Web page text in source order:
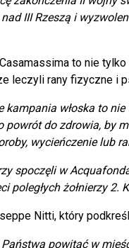
III Rzeszą i
to nie
leczyli rany fizyczne i
kampania włoska to
powrót do zdrowia, by
wycieńczenie lub
spoczęli w
poległych żołnierzy 2.
Nitti, który
powitać w